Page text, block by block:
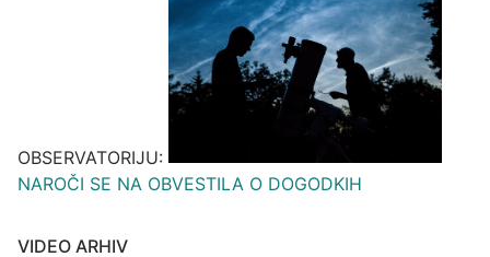
OBSERVATORIJU:
NAROČI SE NA OBVESTILA O DOGODKIH
VIDEO ARHIV